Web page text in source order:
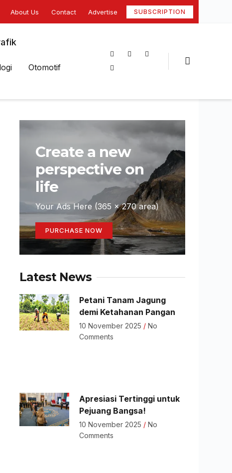
About Us Contact Advertise SUBSCRIPTION
Otomotif
Create a new
perspective on
life
Your Ads Here (365 x 270 area)
PURCHASE NOW
Latest News
Petani Tanam Jagung
demi Ketahanan Pangan
10 November 2025
No
Comments
Apresiasi Tertinggi untuk
Pejuang Bangsa!
10 November 2025
No
Comments